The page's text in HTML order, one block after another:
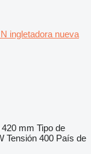
ingletadora nueva
420 mm Tipo de
Tensión 400 País de